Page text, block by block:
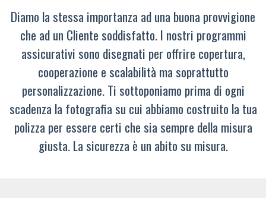
Diamo la stessa importanza ad una buona provvigione
che ad un Cliente soddisfatto. I nostri programmi
assicurativi sono disegnati per offrire copertura,
cooperazione e scalabilità ma soprattutto
personalizzazione. Ti sottoponiamo prima di ogni
scadenza la fotografia su cui abbiamo costruito la tua
polizza per essere certi che sia sempre della misura
giusta. La sicurezza è un abito su misura.